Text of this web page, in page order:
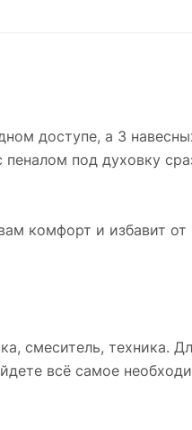
доступе, а 3
под духовку
комфорт и избавит от
смеситель, техника.
всё самое